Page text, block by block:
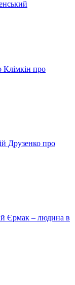
про
Друзенко про
Єрмак – людина в